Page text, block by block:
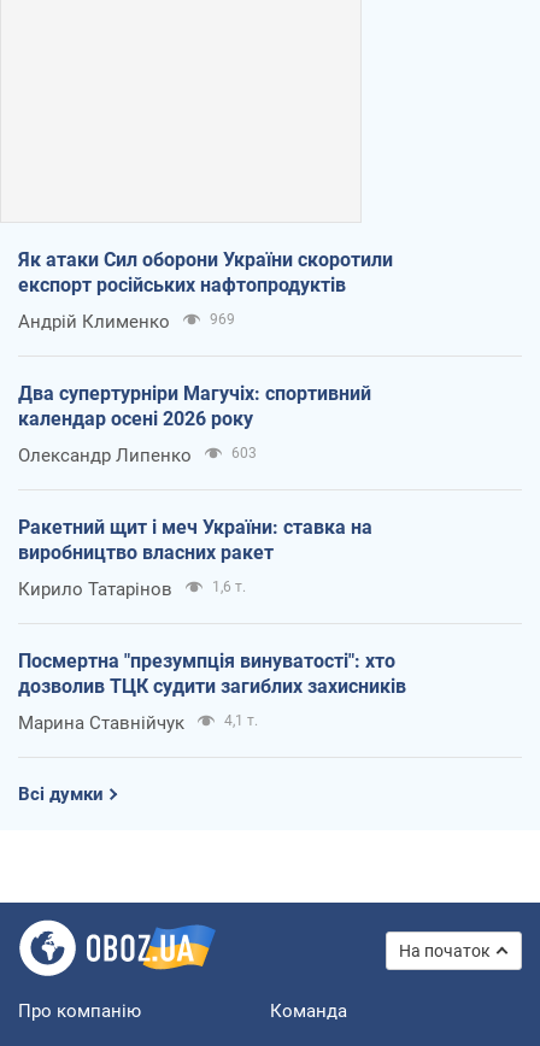
Як атаки Сил оборони України скоротили
експорт російських нафтопродуктів
Андрій Клименко 969
Два супертурніри Магучіх: спортивний
календар осені 2026 року
Олександр Липенко 603
Ракетний щит і меч України: ставка на
виробництво власних ракет
Кирило Татарінов 1,6 т.
Посмертна "презумпція винуватості": хто
дозволив ТЦК судити загиблих захисників
Марина Ставнійчук 4,1 т.
Всі думки
На початок
Про компанію Команда